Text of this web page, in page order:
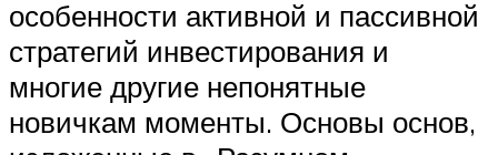
особенности активной и пассивной
стратегий инвестирования и
многие другие непонятные
новичкам моменты. Основы основ,